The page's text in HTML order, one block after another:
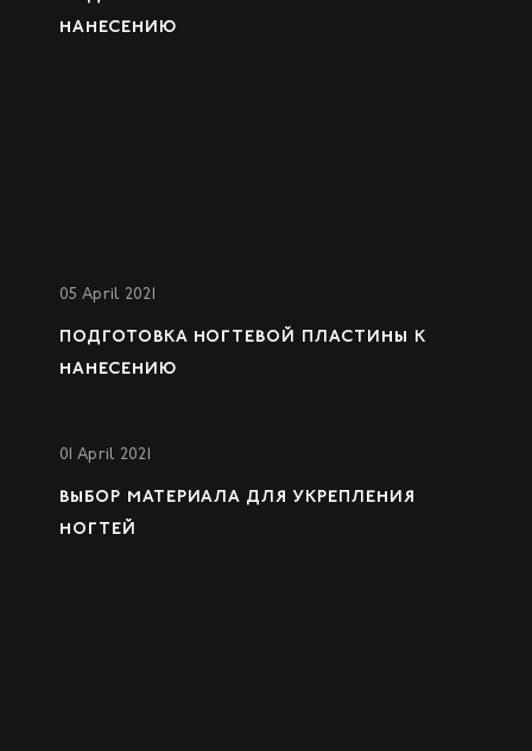
НАНЕСЕНИЮ
05 April 2021
ПОДГОТОВКА НОГТЕВОЙ ПЛАСТИНЫ К
НАНЕСЕНИЮ
01 April 2021
ВЫБОР МАТЕРИАЛА ДЛЯ УКРЕПЛЕНИЯ
НОГТЕЙ